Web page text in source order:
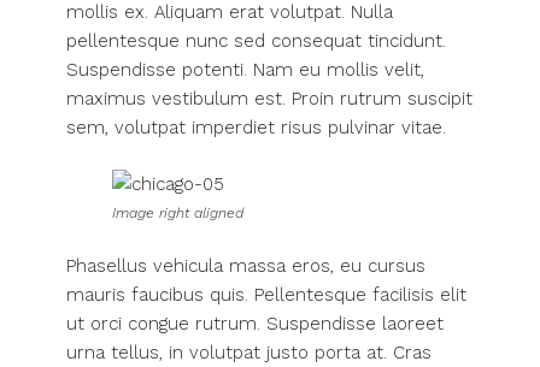
mollis ex. Aliquam erat volutpat. Nulla
pellentesque nunc sed consequat tincidunt.
Suspendisse potenti. Nam eu mollis velit,
maximus vestibulum est. Proin rutrum suscipit
sem, volutpat imperdiet risus pulvinar vitae.
Image right aligned
Phasellus vehicula massa eros, eu cursus
mauris faucibus quis. Pellentesque facilisis elit
ut orci congue rutrum. Suspendisse laoreet
urna tellus, in volutpat justo porta at. Cras